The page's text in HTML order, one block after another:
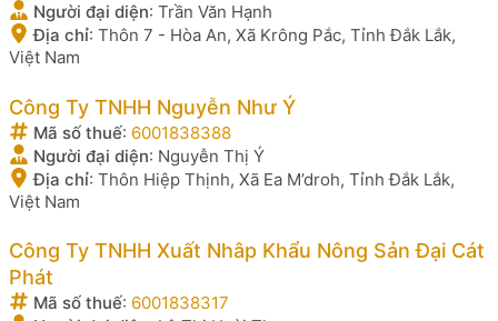
Người đại diện: Trần Văn Hạnh
Địa chỉ: Thôn 7 - Hòa An, Xã Krông Pắc, Tỉnh Đắk Lắk,
Việt Nam
Công Ty TNHH Nguyễn Như Ý
Mã số thuế: 6001838388
Người đại diện: Nguyễn Thị Ý
Địa chỉ: Thôn Hiệp Thịnh, Xã Ea M’droh, Tỉnh Đắk Lắk,
Việt Nam
Công Ty TNHH Xuất Nhâp Khẩu Nông Sản Đại Cát
Phát
Mã số thuế: 6001838317